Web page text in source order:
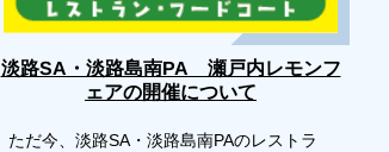
淡路SA・淡路島南PA 瀬戸内レモンフ
ェアの開催について
ただ今、淡路SA・淡路島南PAのレストラ